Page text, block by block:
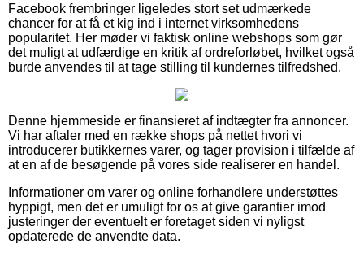
Facebook frembringer ligeledes stort set udmærkede
chancer for at få et kig ind i internet virksomhedens
popularitet. Her møder vi faktisk online webshops som gør
det muligt at udfærdige en kritik af ordreforløbet, hvilket også
burde anvendes til at tage stilling til kundernes tilfredshed.
Denne hjemmeside er finansieret af indtægter fra annoncer.
Vi har aftaler med en række shops på nettet hvori vi
introducerer butikkernes varer, og tager provision i tilfælde af
at en af de besøgende på vores side realiserer en handel.
Informationer om varer og online forhandlere understøttes
hyppigt, men det er umuligt for os at give garantier imod
justeringer der eventuelt er foretaget siden vi nyligst
opdaterede de anvendte data.